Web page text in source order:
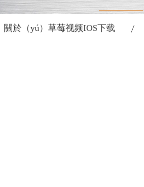
關於（yú）草莓视频IOS下载